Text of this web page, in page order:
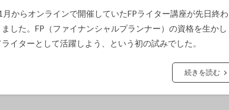
月からオンラインで開催していたFPライター講座が先日終わ
ました。FP（ファイナンシャルプランナー）の資格を生かし
イターとして活躍しよう、という初の試みでした。
続きを読む